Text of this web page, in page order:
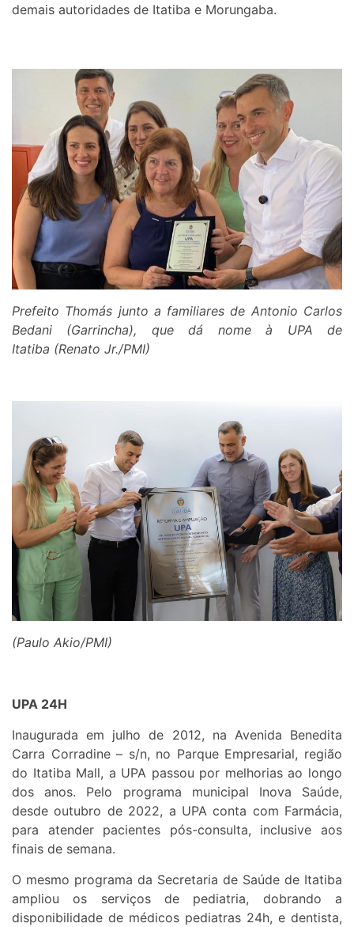
demais autoridades de Itatiba e Morungaba.
Prefeito Thomás junto a familiares de Antonio Carlos
Bedani (Garrincha), que dá nome à UPA de
Itatiba (Renato Jr./PMI)
(Paulo Akio/PMI)
UPA 24H
Inaugurada em julho de 2012, na Avenida Benedita
Carra Corradine – s/n, no Parque Empresarial, região
do Itatiba Mall, a UPA passou por melhorias ao longo
dos anos. Pelo programa municipal Inova Saúde,
desde outubro de 2022, a UPA conta com Farmácia,
para atender pacientes pós-consulta, inclusive aos
finais de semana.
O mesmo programa da Secretaria de Saúde de Itatiba
ampliou os serviços de pediatria, dobrando a
disponibilidade de médicos pediatras 24h, e dentista,